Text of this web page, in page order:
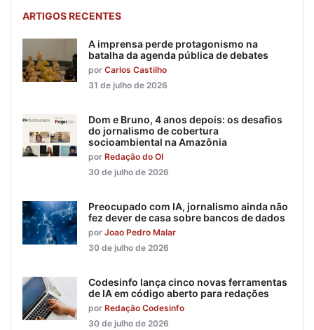
ARTIGOS RECENTES
A imprensa perde protagonismo na
batalha da agenda pública de debates
por Carlos Castilho
31 de julho de 2026
Dom e Bruno, 4 anos depois: os desafios
do jornalismo de cobertura
socioambiental na Amazônia
por Redação do OI
30 de julho de 2026
Preocupado com IA, jornalismo ainda não
fez dever de casa sobre bancos de dados
por Joao Pedro Malar
30 de julho de 2026
Codesinfo lança cinco novas ferramentas
de IA em código aberto para redações
por Redação Codesinfo
30 de julho de 2026